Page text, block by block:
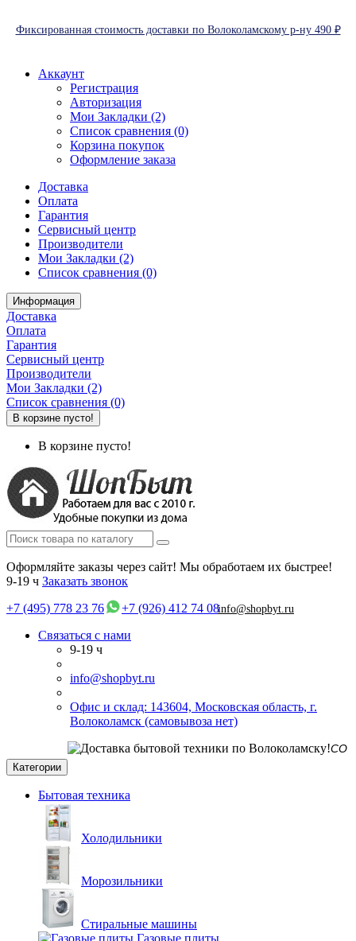
Фиксированная стоимость доставки по Волоколамскому р-ну 490 ₽
Аккаунт
Регистрация
Авторизация
Мои Закладки (2)
Список сравнения (0)
Корзина покупок
Оформление заказа
Доставка
Оплата
Гарантия
Сервисный центр
Производители
Мои Закладки (2)
Список сравнения (0)
Информация
Доставка
Оплата
Гарантия
Сервисный центр
Производители
Мои Закладки (2)
Список сравнения (0)
В корзине пусто!
В корзине пусто!
Оформляйте заказы через сайт! Мы обработаем их быстрее!
9-19 ч Заказать звонок
+7 (495) 778 23 76
+7 (926) 412 74 08info@shopbyt.ru
Связаться с нами
9-19 ч
info@shopbyt.ru
Офис и склад: 143604, Московская область, г.
Волоколамск (самовывоза нет)
СО
Категории
Бытовая техника
Холодильники
Морозильники
Стиральные машины
Газовые плиты